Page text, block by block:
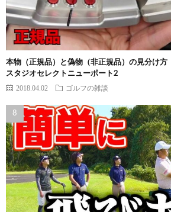
本物（正規品）と偽物（非正規品）の見分け方
スタジオセレクトニューポート2
2018.04.02 ゴルフの雑談